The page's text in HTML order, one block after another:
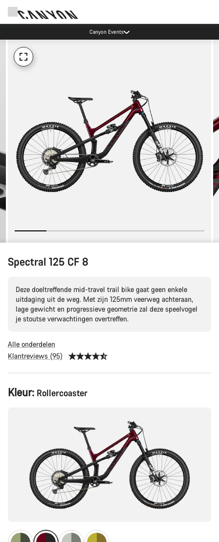
Canyon Events
Spectral 125 CF 8
Deze doeltreffende mid-travel trail bike gaat geen enkele
uitdaging uit de weg. Met zijn 125mm veerweg achteraan,
lage gewicht en progressieve geometrie zal deze speelvogel
je stoutse verwachtingen overtreffen.
Alle onderdelen
Klantreviews (95)
Productconfiguratie
Kleur: Rollercoaster